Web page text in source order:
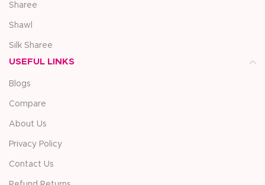
Sharee
Shawl
Silk Sharee
USEFUL LINKS
Blogs
Compare
About Us
Privacy Policy
Contact Us